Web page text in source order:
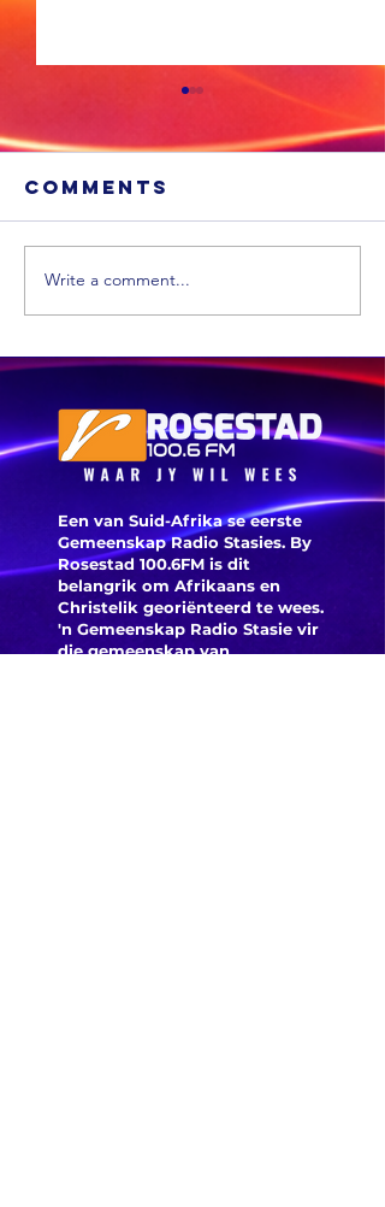
'n VS skool is
glo beroof
Comments
Write a comment...
Een van Suid-Afrika se eerste
Gemeenskap Radio Stasies. By
Rosestad 100.6FM is dit
belangrik om Afrikaans en
Christelik georiënteerd te wees.
'n Gemeenskap Radio Stasie vir
die gemeenskap van